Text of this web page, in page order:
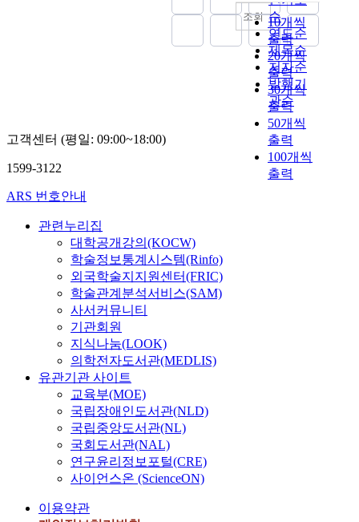
순
연도순
제목순
저자순
발행기
관순
10개씩
출력
20개씩
출력
30개씩
출력
50개씩
출력
100개씩
출력
조회
고객센터 (평일: 09:00~18:00)
1599-3122
ARS 번호안내
관련누리집
대학공개강의(KOCW)
학술정보통계시스템(Rinfo)
외국학술지지원센터(FRIC)
학술관계분석서비스(SAM)
사서커뮤니티
기관회원
지식나눔(LOOK)
의학전자도서관(MEDLIS)
유관기관 사이트
교육부(MOE)
국립장애인도서관(NLD)
국립중앙도서관(NL)
국회도서관(NAL)
연구윤리정보포털(CRE)
사이언스온 (ScienceON)
이용약관